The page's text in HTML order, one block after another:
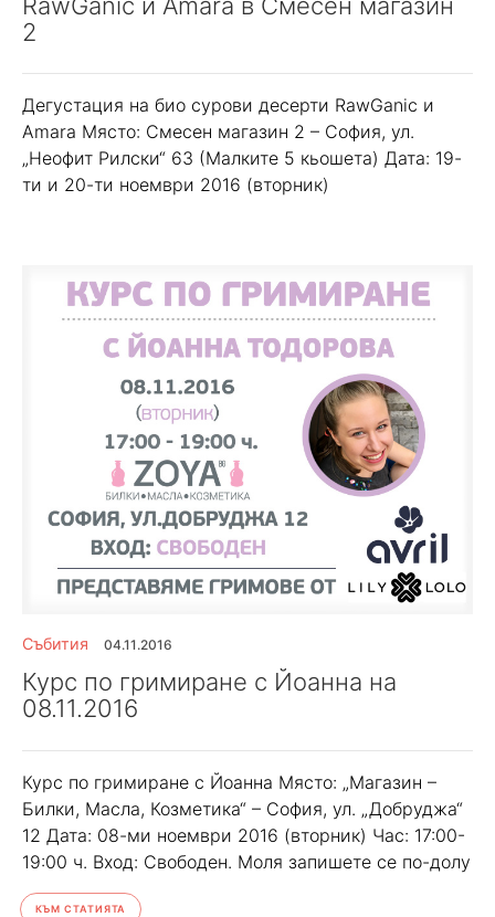
2
Дегустация на био сурови десерти RawGanic и
Amara Място: Смесен магазин 2 – София, ул.
„Неофит Рилски“ 63 (Малките 5 кьошета) Дата: 19-
ти и 20-ти ноември 2016 (вторник)
Събития 04.11.2016
Курс по гримиране с Йоанна на
08.11.2016
Курс по гримиране с Йоанна Място: „Магазин –
Билки, Масла, Козметика“ – София, ул. „Добруджа“
12 Дата: 08-ми ноември 2016 (вторник) Час: 17:00-
19:00 ч. Вход: Свободен. Моля запишете се по-долу
КЪМ СТАТИЯТА